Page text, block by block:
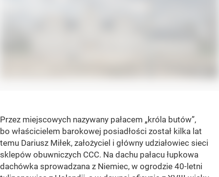
Przez miejscowych nazywany pałacem „króla butów”,
bo właścicielem barokowej posiadłości został kilka lat
temu Dariusz Miłek, założyciel i główny udziałowiec sieci
sklepów obuwniczych CCC. Na dachu pałacu łupkowa
dachówka sprowadzana z Niemiec, w ogrodzie 40-letni